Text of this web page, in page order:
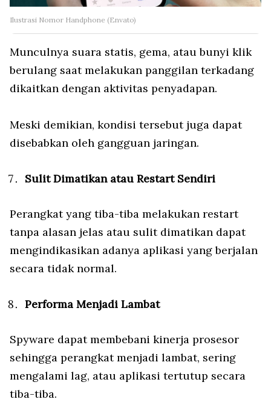
Ilustrasi Nomor Handphone (Envato)
Munculnya suara statis, gema, atau bunyi klik
berulang saat melakukan panggilan terkadang
dikaitkan dengan aktivitas penyadapan.
Meski demikian, kondisi tersebut juga dapat
disebabkan oleh gangguan jaringan.
Sulit Dimatikan atau Restart Sendiri
Perangkat yang tiba-tiba melakukan restart
tanpa alasan jelas atau sulit dimatikan dapat
mengindikasikan adanya aplikasi yang berjalan
secara tidak normal.
Performa Menjadi Lambat
Spyware dapat membebani kinerja prosesor
sehingga perangkat menjadi lambat, sering
mengalami lag, atau aplikasi tertutup secara
tiba-tiba.